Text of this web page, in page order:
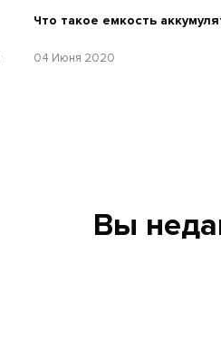
Что такое емкость
04 Июня 2020
Вы